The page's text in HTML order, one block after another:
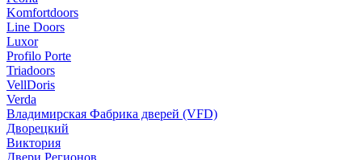
Komfortdoors
Line Doors
Luxor
Profilo Porte
Triadoors
VellDoris
Verda
Владимирская Фабрика дверей (VFD)
Дворецкий
Виктория
Двери Регионов